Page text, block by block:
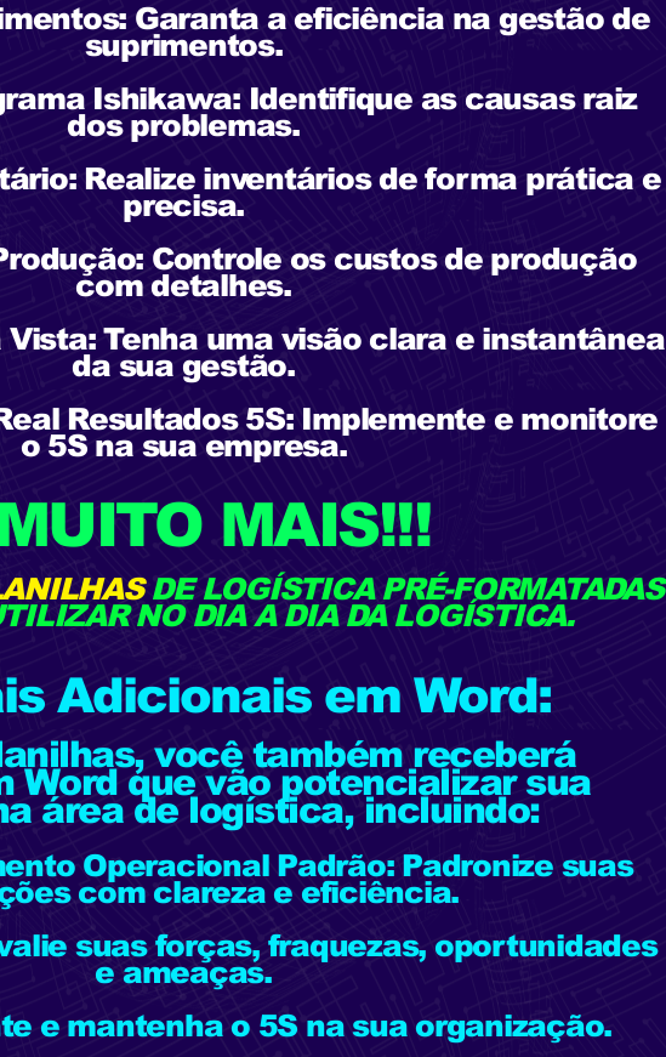
Garanta a eficiência na gestão de
suprimentos.
Ishikawa: Identifique as causas raiz
dos problemas.
Realize inventários de forma prática e
precisa.
Controle os custos de produção
com detalhes.
Vista: Tenha uma visão clara e instantânea
da sua gestão.
Resultados 5S: Implemente e monitore
o 5S na sua empresa.
MAIS!!!
DE LOGÍSTICA PRÉ-FORMATADAS
NO DIA A DIA DA LOGÍSTICA.
Adicionais em Word:
você também receberá
Word que vão potencializar sua
área de logística, incluindo:
Operacional Padrão: Padronize suas
com clareza e eficiência.
suas forças, fraquezas, oportunidades
e ameaças.
e mantenha o 5S na sua organização.